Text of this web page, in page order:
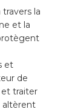
la
et la
et
de
et traiter
altèrent